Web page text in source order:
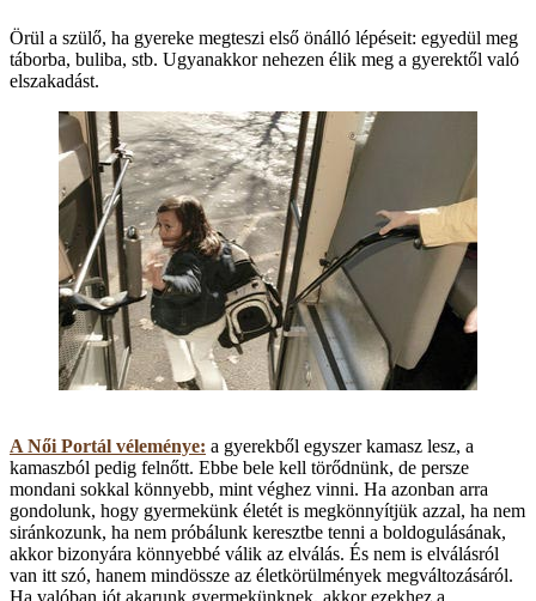
Örül a szülő, ha gyereke megteszi első önálló lépéseit: egyedül meg
táborba, buliba, stb. Ugyanakkor nehezen élik meg a gyerektől való
elszakadást.
A Női Portál véleménye: a gyerekből egyszer kamasz lesz, a
kamaszból pedig felnőtt. Ebbe bele kell törődnünk, de persze
mondani sokkal könnyebb, mint véghez vinni. Ha azonban arra
gondolunk, hogy gyermekünk életét is megkönnyítjük azzal, ha nem
siránkozunk, ha nem próbálunk keresztbe tenni a boldogulásának,
akkor bizonyára könnyebbé válik az elválás. És nem is elválásról
van itt szó, hanem mindössze az életkörülmények megváltozásáról.
Ha valóban jót akarunk gyermekünknek, akkor ezekhez a